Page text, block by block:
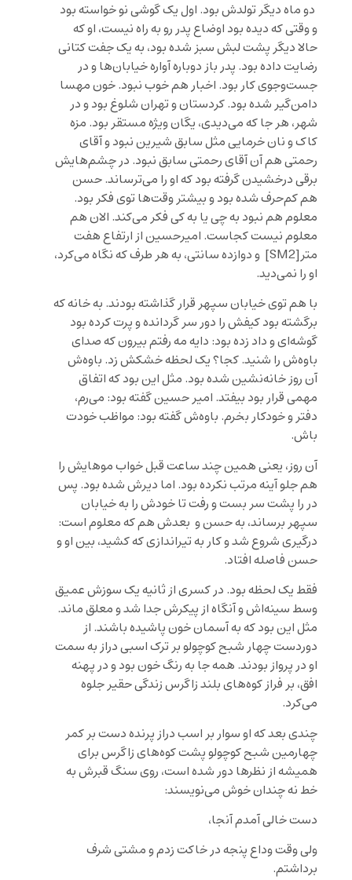
دو ماه دیگر تولدش بود. اول یک گوشی نو خواسته بود
و وقتی که دیده بود اوضاع پدر رو به راه نیست، او که
حالا دیگر پشت لبش سبز شده بود، به یک جفت کتانی
رضایت داده بود. پدر باز دوباره آواره خیابان‌ها و در
جست‌وجوی کار بود. اخبار هم خوب نبود. خون مهسا
دامن‌گیر شده بود. کردستان و تهران شلوغ بود و در
شهر، هر جا که می‌دیدی، یگان ویژه مستقر بود. مزه
کاک و نان خرمایی مثل سابق شیرین نبود و آقای
رحمتی هم آن آقای رحمتی سابق نبود. در چشم‌هایش
برقی درخشیدن گرفته بود که او را می‌ترساند. حسن
هم کم‌حرف شده بود و بیشتر وقت‌ها توی فکر بود.
معلوم هم نبود به چی یا به کی فکر می‌کند. الان هم
معلوم نیست کجاست. امیرحسین از ارتفاع هفت
متر[SM2]
و دوازده سانتی، به هر طرف که نگاه می‌کرد،
او را نمی‌دید.
با هم توی خیابان سپهر قرار گذاشته بودند. به خانه که
برگشته بود کیفش را دور سر گردانده و پرت کرده بود
گوشه‌ای و داد زده بود: دایه مه رفتم بیرون که صدای
باوه‌ش را شنید. کجا؟ یک لحظه خشکش زد. باوه‌‌ش
آن روز خانه‌نشین شده بود. مثل این بود که اتفاق
مهمی قرار بود بیفتد. امیر حسین گفته بود: می‌رم،
دفتر و خودکار بخرم. باوه‌ش گفته بود: مواظب خودت
باش.
آن روز، یعنی همین چند ساعت قبل خواب موهایش را
هم جلو آینه مرتب نکرده بود. اما دیرش شده بود. پس
در را پشت سر بست و رفت تا خودش را به خیابان
سپهر برساند، به حسن و بعدش هم که معلوم است:
درگیری شروع شد و کار به تیراندازی که کشید، بین او و
حسن فاصله افتاد.
فقط یک لحظه بود. در کسری از ثانیه یک سوزش عمیق
وسط سینه‌اش و آنگاه از پیکرش جدا شد و معلق ماند.
مثل این بود که به آسمان خون پاشیده باشند. از
دوردست چهار شبح کوچولو بر ترک اسبی دراز به سمت
او در پرواز بودند. همه جا به رنگ خون بود و در پهنه
افق، بر فراز کوه‌های بلند زاگرس زندگی حقیر جلوه
می‌کرد.
چندی بعد که او سوار بر اسب دراز پرنده دست بر کمر
چهارمین شبح کوچولو پشت کوه‌های زاگرس برای
همیشه از نظرها دور شده است، روی سنگ قبرش به
خط نه چندان خوش می‌نویسند:
دست خالی آمدم آنجا،
ولی وقت وداع پنجه در خاکت زدم و مشتی شرف
برداشتم.